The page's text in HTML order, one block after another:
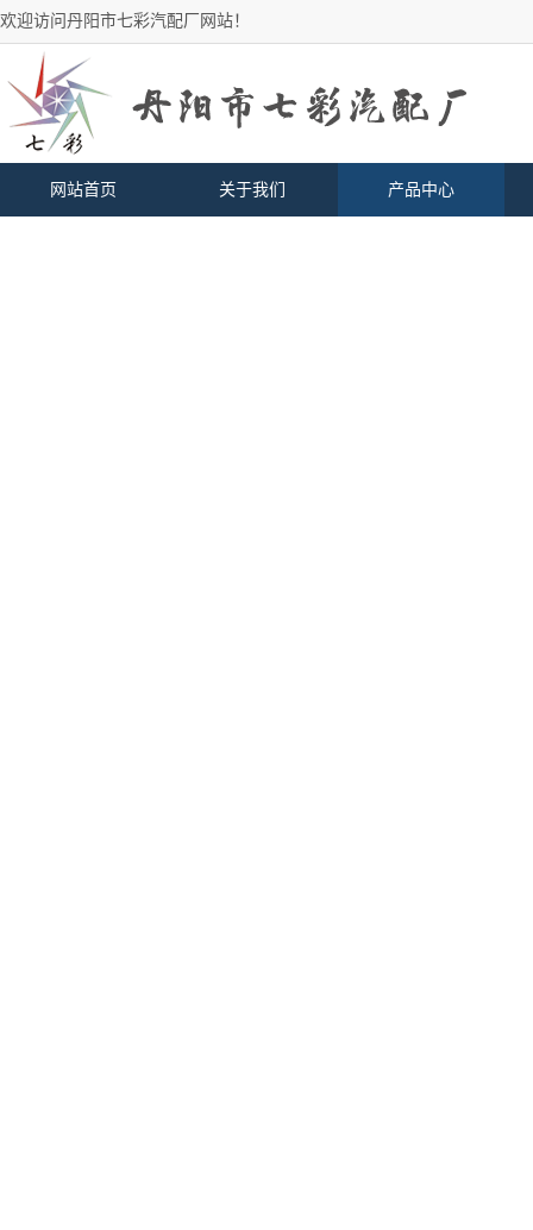
欢迎访问丹阳市七彩汽配厂网站！
网站首页 关于我们 产品中心